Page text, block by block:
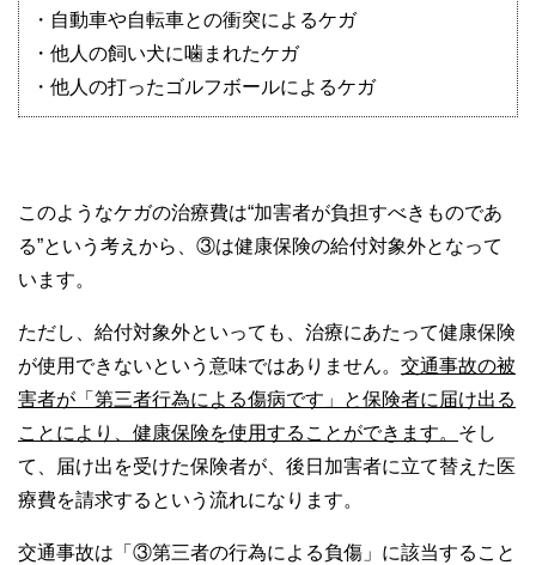
・自動車や自転車との衝突によるケガ
・他人の飼い犬に噛まれたケガ
・他人の打ったゴルフボールによるケガ
このようなケガの治療費は“加害者が負担すべきものであ
る”という考えから、③は健康保険の給付対象外となって
います。
ただし、給付対象外といっても、治療にあたって健康保険
が使用できないという意味ではありません。 交通事故の被
害者が「第三者行為による傷病です」と保険者に届け出る
ことにより、健康保険を使用することができます。 そし
て、届け出を受けた保険者が、後日加害者に立て替えた医
療費を請求するという流れになります。
交通事故は「③第三者の行為による負傷」に該当すること